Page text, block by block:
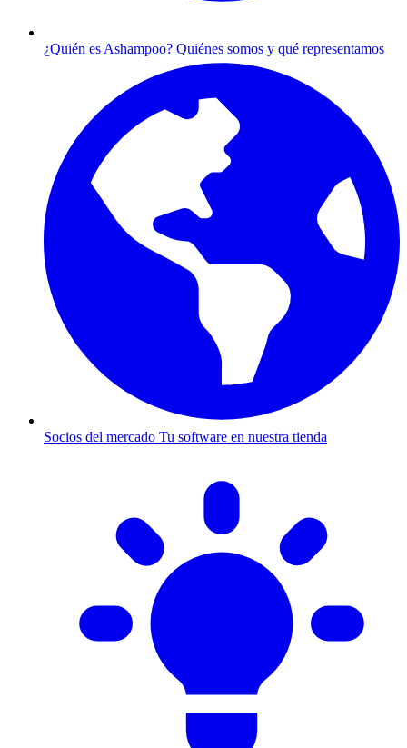
¿Quién es Ashampoo? Quiénes somos y qué representamos
Socios del mercado Tu software en nuestra tienda